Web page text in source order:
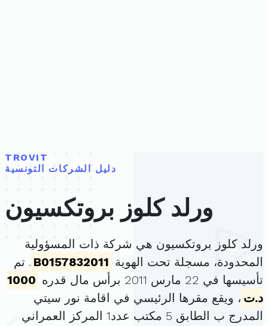
TROVIT
دليل الشركات التونسية
ورلد كلوز بروتكسيون
ورلد كلوز بروتكسيون هي شركة ذات المسؤولية
المحدودة، مسجلة تحت الهوية B0157832011 . تم
تأسيسها في 22 مارس 2011 برأس مال قدره
1000
د.ت ، ويقع مقرها الرئيسي في اقامة نور سيتي
المدرج ب الطابق 5 مكتب عدد1 المركز العمراني